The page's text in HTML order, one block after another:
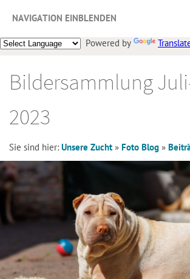
NAVIGATION EINBLENDEN
Powered by
Bildersammlung
2023
Sie sind hier: Unsere Zucht » Foto Blog »